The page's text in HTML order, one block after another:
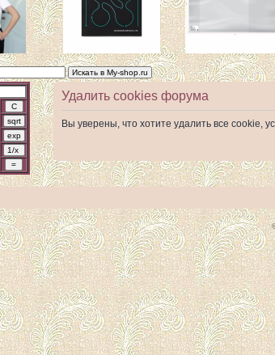
Удалить cookies форума
Вы уверены, что хотите удалить все cookie,